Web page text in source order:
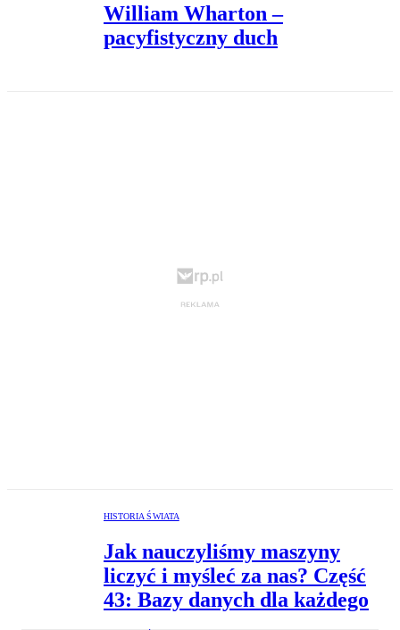
William Wharton –
pacyfistyczny duch
HISTORIA ŚWIATA
Jak nauczyliśmy maszyny
liczyć i myśleć za nas? Część
43: Bazy danych dla każdego